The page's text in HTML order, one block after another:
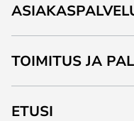
TOIMITUS JA
ETUSI